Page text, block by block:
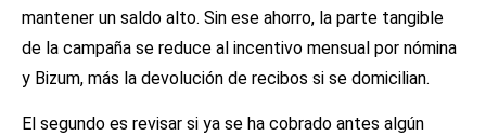
mantener un saldo alto. Sin ese ahorro, la parte tangible
de la campaña se reduce al incentivo mensual por nómina
y Bizum, más la devolución de recibos si se domicilian.
El segundo es revisar si ya se ha cobrado antes algún